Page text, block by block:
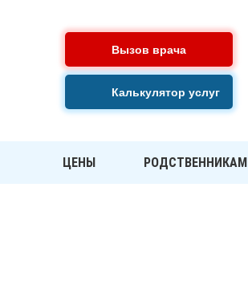
Вызов врача
Калькулятор услуг
ЦЕНЫ РОДСТВЕННИКАМ